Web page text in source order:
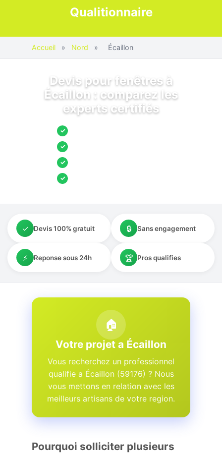
Qualitionnaire
Accueil » Nord » Écaillon
Devis pour fenêtres à
Écaillon : comparez les
experts certifiés
✓
✓
✓
✓
✓ Devis 100% gratuit 🔒 Sans engagement
⚡ Reponse sous 24h 🏆 Pros qualifies
🏠
Votre projet a Écaillon
Vous recherchez un professionnel
qualifie a Écaillon (59176) ? Nous
vous mettons en relation avec les
meilleurs artisans de votre region.
Pourquoi solliciter plusieurs